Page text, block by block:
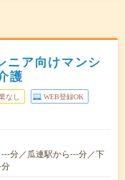
ニア向けマンシ
護
なし WEB登録OK
分／瓜連駅から---分／下